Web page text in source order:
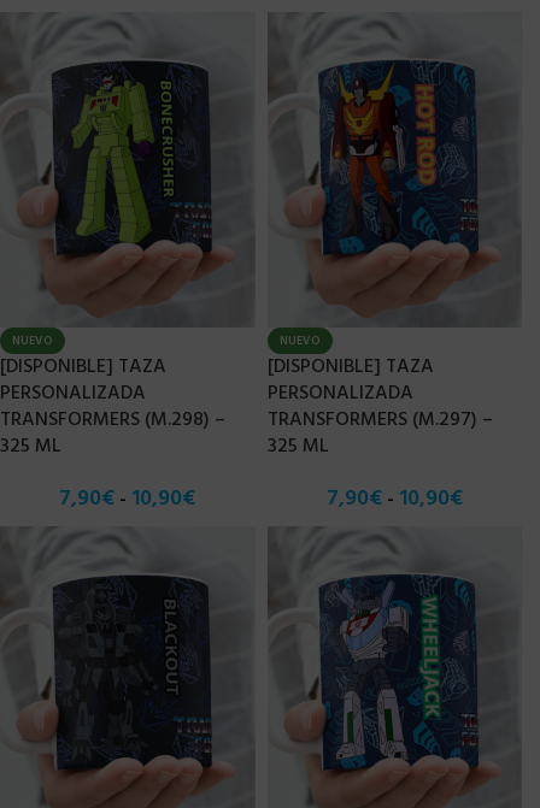
NUEVO
[DISPONIBLE] TAZA
PERSONALIZADA
TRANSFORMERS (M.298) –
325 ML
7,90€- 10,90€
NUEVO
[DISPONIBLE] TAZA
PERSONALIZADA
TRANSFORMERS (M.297) –
325 ML
7,90€ - 10,90€